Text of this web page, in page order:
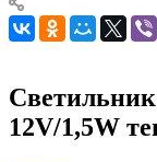
12V/1,5W